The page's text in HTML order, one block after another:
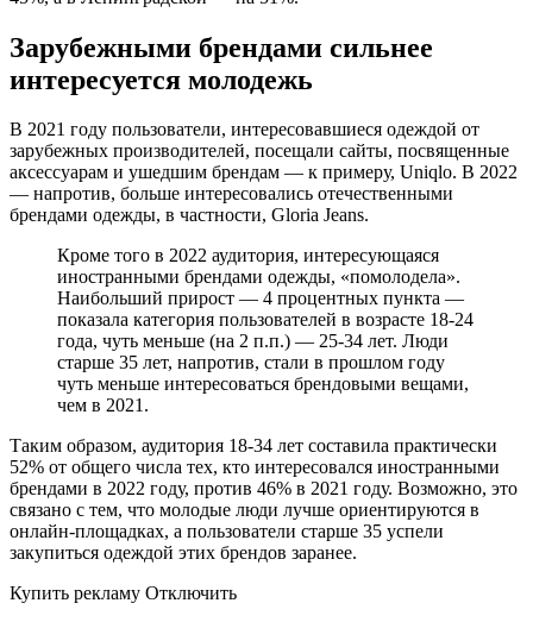
Зарубежными брендами сильнее
интересуется молодежь
В 2021 году пользователи, интересовавшиеся одеждой от
зарубежных производителей, посещали сайты, посвященные
аксессуарам и ушедшим брендам — к примеру, Uniqlo. В 2022
— напротив, больше интересовались отечественными
брендами одежды, в частности, Gloria Jeans.
Кроме того в 2022 аудитория, интересующаяся
иностранными брендами одежды, «помолодела».
Наибольший прирост — 4 процентных пункта —
показала категория пользователей в возрасте 18-24
года, чуть меньше (на 2 п.п.) — 25-34 лет. Люди
старше 35 лет, напротив, стали в прошлом году
чуть меньше интересоваться брендовыми вещами,
чем в 2021.
Таким образом, аудитория 18-34 лет составила практически
52% от общего числа тех, кто интересовался иностранными
брендами в 2022 году, против 46% в 2021 году. Возможно, это
связано с тем, что молодые люди лучше ориентируются в
онлайн-площадках, а пользователи старше 35 успели
закупиться одеждой этих брендов заранее.
Купить рекламу Отключить